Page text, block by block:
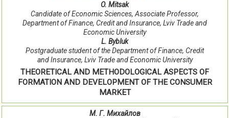
O. Mitsak
Candidate of Economic Sciences, Associate Professor,
Department of Finance, Credit and Insurance, Lviv Trade and
Economic University
L. Bybluk
Postgraduate student of the Department of Finance, Credit
and Insurance, Lviv Trade and Economic University
THEORETICAL AND METHODOLOGICAL ASPECTS OF
FORMATION AND DEVELOPMENT OF THE CONSUMER
MARKET
М. Г. Михайлов